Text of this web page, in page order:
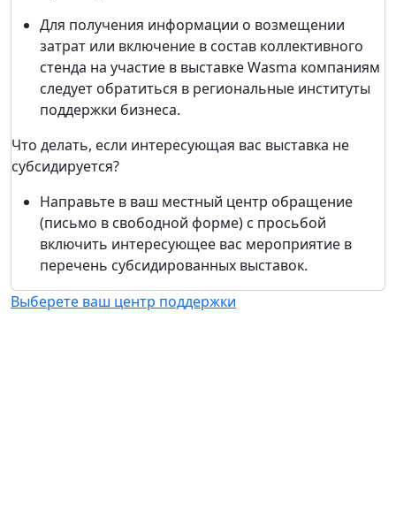
Для получения информации о возмещении
затрат или включение в состав коллективного
стенда на участие в выставке Wasma компаниям
следует обратиться в региональные институты
поддержки бизнеса.
Что делать, если интересующая вас выставка не
субсидируется?
Направьте в ваш местный центр обращение
(письмо в свободной форме) с просьбой
включить интересующее вас мероприятие в
перечень субсидированных выставок.
Выберете ваш центр поддержки